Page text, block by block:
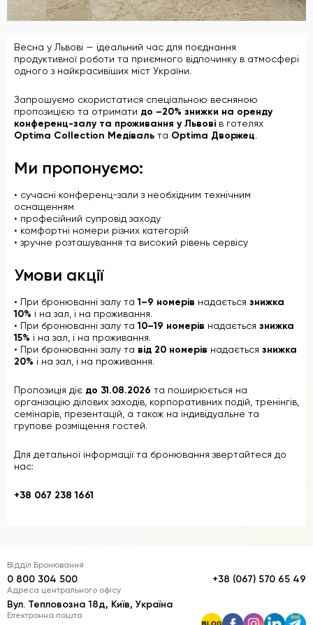
Весна у Львові — ідеальний час для поєднання
продуктивної роботи та приємного відпочинку в атмосфері
одного з найкрасивіших міст України.
Запрошуємо скористатися спеціальною весняною
пропозицією та отримати до –20% знижки на оренду
конференц-залу та проживання у Львові в готелях
Optima Collection Медіваль та Optima Дворжец.
Ми пропонуємо:
• сучасні конференц-зали з необхідним технічним
оснащенням
• професійний супровід заходу
• комфортні номери різних категорій
• зручне розташування та високий рівень сервісу
Умови акції
• При бронюванні залу та1–9 номерів надається знижка
10% і на зал, і на проживання.
• При бронюванні залу та10–19 номерів надається знижка
15% і на зал, і на проживання.
• При бронюванні залу та від 20 номерів надається знижка
20% і на зал, і на проживання.
Пропозиція діє до 31.08.2026 та поширюється на
організацію ділових заходів, корпоративних подій, тренінгів,
семінарів, презентацій, а також на індивідуальне та
групове розміщення гостей.
Для детальної інформації та бронювання звертайтеся до
нас:
+38 067 238 1661
Відділ Бронювання
0 800 304 500 +38 (067) 570 65 49
Адреса центрального офісу
Вул. Тепловозна 18д, Київ, Україна
Електронна пошта